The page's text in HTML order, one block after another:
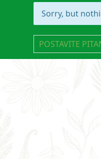
Sorry, but
POSTAVITE